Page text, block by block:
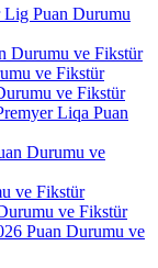
Lig Puan Durumu
Durumu ve Fikstür
ve Fikstür
ve Fikstür
Liqa Puan
Durumu ve
ve Fikstür
ve Fikstür
Puan Durumu ve